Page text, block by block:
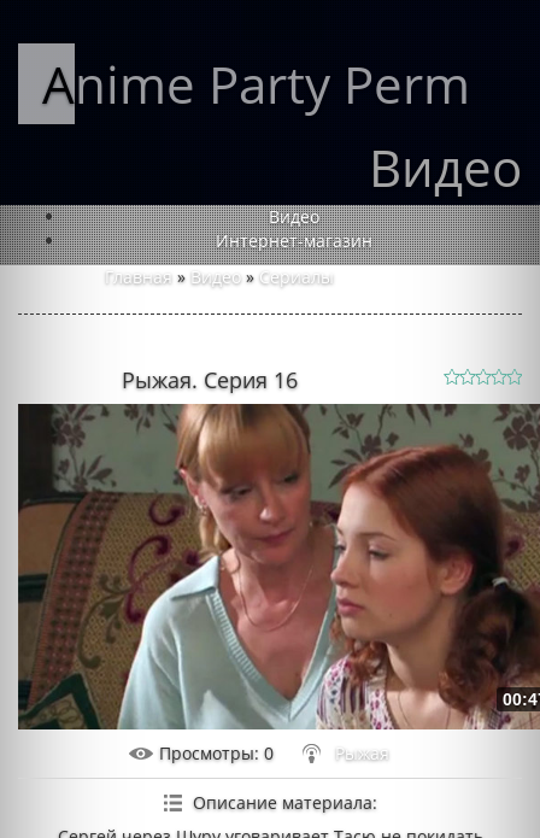
Anime Party Perm
Видео
Видео
Интернет-магазин
Главная » Видео » Сериалы
Рыжая. Серия 16
Просмотры: 0 Рыжая
Описание материала: